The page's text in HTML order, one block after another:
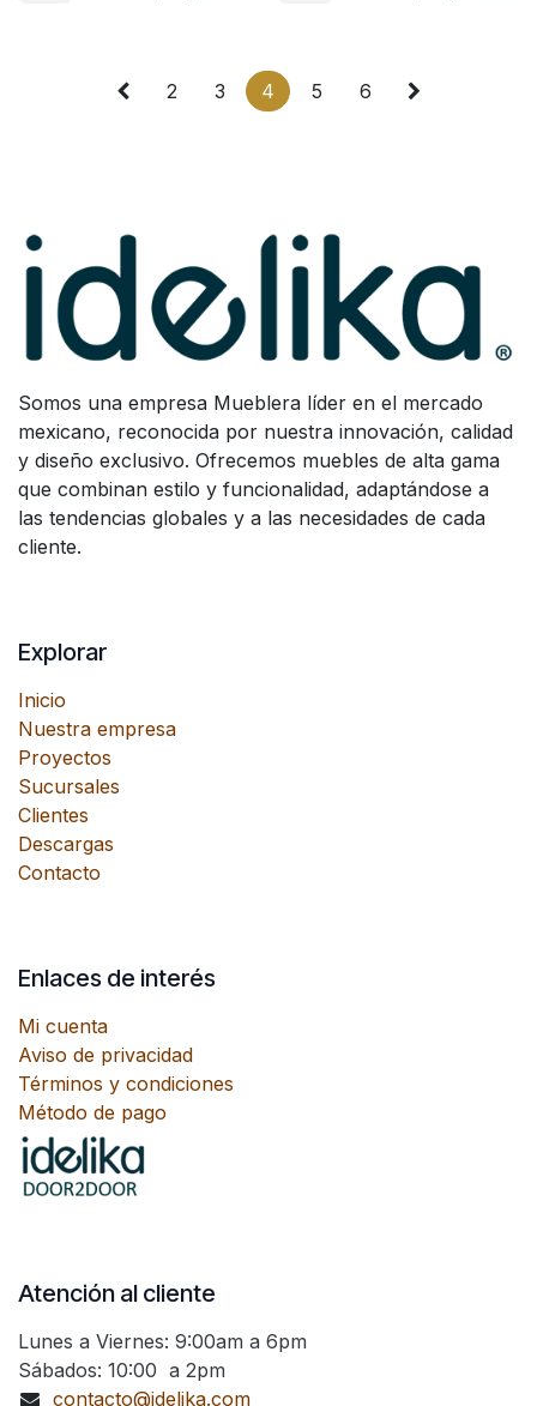
2 3 4 5 6
Somos una empresa Mueblera líder en el mercado
mexicano, reconocida por nuestra innovación, calidad
y diseño exclusivo. Ofrecemos muebles de alta gama
que combinan estilo y funcionalidad, adaptándose a
las tendencias globales y a las necesidades de cada
cliente.
Explorar
Inicio
Nuestra empresa
Proyectos
Sucursales
Clientes
Descargas
Contacto
Enlaces de interés
Mi cuenta
Aviso de privacidad
Términos y condiciones
Método de pago
Atención al cliente
Lunes a Viernes: 9:00am a 6pm
Sábados: 10:00 a 2pm
contacto@idelika.com